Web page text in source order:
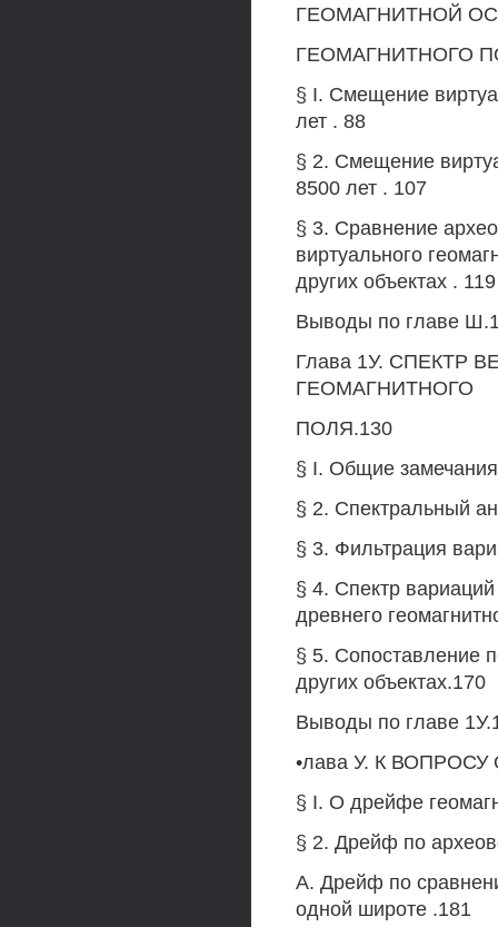
ГЕОМАГНИТНОЙ
ГЕОМАГНИТНОГО
§ I. Смещение
лет . 88
§ 2. Смещение
8500 лет . 107
§ 3. Сравнение
виртуального
других объектах . 119
Выводы по главе
Глава 1У. СПЕКТР
ГЕОМАГНИТНОГО
ПОЛЯ.130
§ I. Общие
§ 2. Спектральный
§ 3. Фильтрация
§ 4. Спектр
древнего
§ 5. Сопоставление
других объектах.170
Выводы по главе
•лава У. К
§ I. О дрейфе
§ 2. Дрейф по
A. Дрейф по
одной широте .181